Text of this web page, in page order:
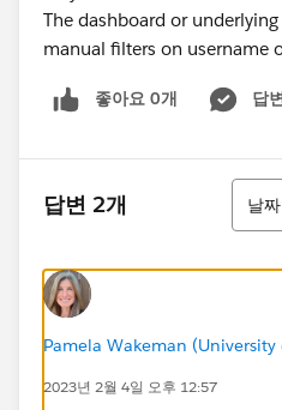
The dashboard or
manual filters on username
좋아요 0개 답
답변 2개
정렬
날
Pamela Wakeman
2023년 2월 4일 오후 12:57